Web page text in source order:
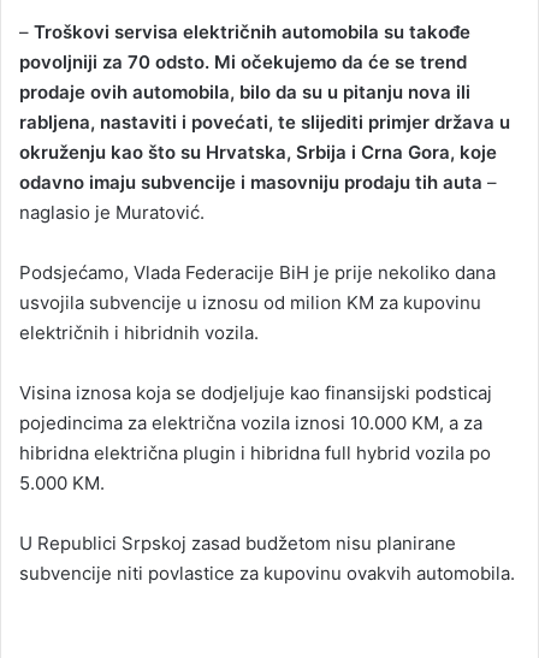
– Troškovi servisa električnih automobila su takođe
povoljniji za 70 odsto. Mi očekujemo da će se trend
prodaje ovih automobila, bilo da su u pitanju nova ili
rabljena, nastaviti i povećati, te slijediti primjer država u
okruženju kao što su Hrvatska, Srbija i Crna Gora, koje
odavno imaju subvencije i masovniju prodaju tih auta –
naglasio je Muratović.
Podsjećamo, Vlada Federacije BiH je prije nekoliko dana
usvojila subvencije u iznosu od milion KM za kupovinu
električnih i hibridnih vozila.
Visina iznosa koja se dodjeljuje kao finansijski podsticaj
pojedincima za električna vozila iznosi 10.000 KM, a za
hibridna električna plugin i hibridna full hybrid vozila po
5.000 KM.
U Republici Srpskoj zasad budžetom nisu planirane
subvencije niti povlastice za kupovinu ovakvih automobila.